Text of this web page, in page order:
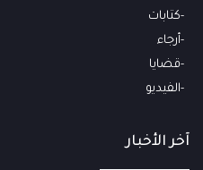
كتابات
أرجاء
قضايا
الفيديو
آخر الأخبار